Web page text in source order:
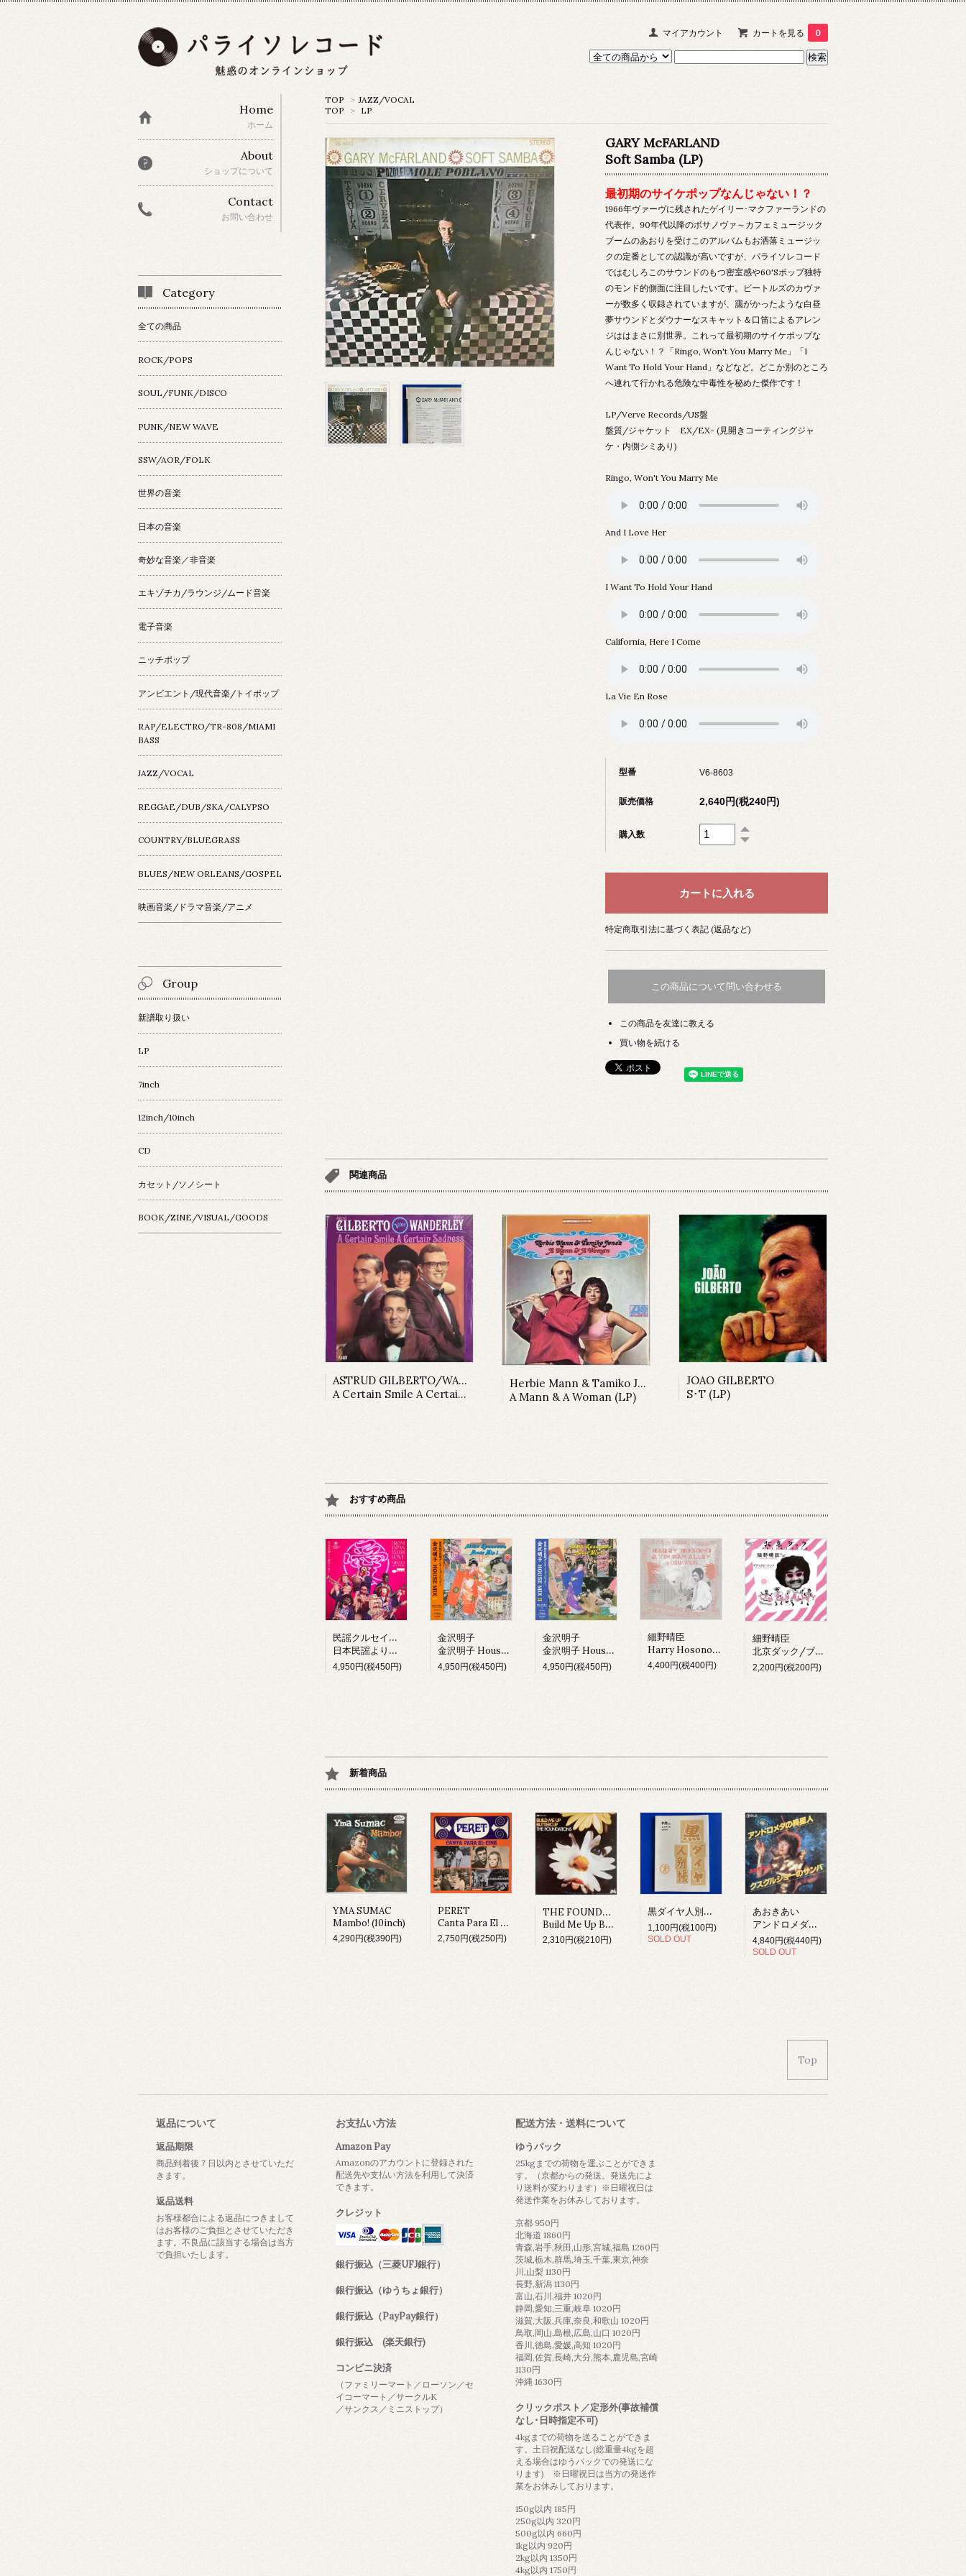
マイアカウント カートを見る 0
TOP > JAZZ/VOCAL
TOP
> LP
GARY McFARLAND
Soft Samba (LP)
最初期のサイケポップなんじゃない！？
1966年ヴァーヴに残されたゲイリー･マクファーランドの
代表作。90年代以降のボサノヴァ～カフェミュージック
ブームのあおりを受けこのアルバムもお洒落ミュージッ
クの定番としての認識が高いですが、パライソレコード
ではむしろこのサウンドのもつ密室感や60'Sポップ独特
のモンド的側面に注目したいです。ビートルズのカヴァ
ーが数多く収録されていますが、靄がかったような白昼
夢サウンドとダウナーなスキャット＆口笛によるアレン
ジははまさに別世界。これって最初期のサイケポップな
んじゃない！？「Ringo, Won't You Marry Me」「I
Want To Hold Your Hand」などなど。どこか別のところ
へ連れて行かれる危険な中毒性を秘めた傑作です！
LP/Verve Records/US盤
盤質/ジャケット EX/EX- (見開きコーティングジャ
ケ・内側シミあり)
Ringo, Won't You Marry Me
And I Love Her
I Want To Hold Your Hand
California, Here I Come
La Vie En Rose
型番 V6-8603
販売価格 2,640円(税240円)
購入数
特定商取引法に基づく表記 (返品など)
この商品について問い合わせる
この商品を友達に教える
買い物を続ける
関連商品
ASTRUD GILBERTO/WALTER WANDERLEY
A Certain Smile A Certain Sadness (LP)
Herbie Mann & Tamiko Jones
A Mann & A Woman (LP)
JOAO GILBERTO
S･T (LP)
おすすめ商品
民謡クルセイダーズ
日本民謡より愛をこめて (LP)
4,950円(税450円)
金沢明子
金沢明子 House Mix I (LP)
4,950円(税450円)
金沢明子
金沢明子 House Mix II (LP)
4,950円(税450円)
細野晴臣
Harry Hosono & Tin Pan Alley In China Town (LP)
4,400円(税400円)
細野晴臣
北京ダック/ブラックピーナッツ
2,200円(税200円)
新着商品
YMA SUMAC
Mambo! (10inch)
4,290円(税390円)
PERET
Canta Para El Cine (LP)
2,750円(税250円)
THE FOUNDATIONS
Build Me Up Buttercup (LP)
2,310円(税210円)
黒ダイヤ人別帳 テイチク編 (BOOK)
1,100円(税100円)
SOLD OUT
あおきあい
アンドロメダの異星人 (7inch)
4,840円(税440円)
SOLD OUT
Home
ホーム
About
ショップについて
Contact
お問い合わせ
Category
全ての商品
ROCK/POPS
SOUL/FUNK/DISCO
PUNK/NEW WAVE
SSW/AOR/FOLK
世界の音楽
日本の音楽
奇妙な音楽／非音楽
エキゾチカ/ラウンジ/ムード音楽
電子音楽
ニッチポップ
アンビエント/現代音楽/トイポップ
RAP/ELECTRO/TR-808/MIAMI
BASS
JAZZ/VOCAL
REGGAE/DUB/SKA/CALYPSO
COUNTRY/BLUEGRASS
BLUES/NEW ORLEANS/GOSPEL
映画音楽/ドラマ音楽/アニメ
Group
新譜取り扱い
LP
7inch
12inch/10inch
CD
カセット/ソノシート
BOOK/ZINE/VISUAL/GOODS
Top
返品について
返品期限
商品到着後７日以内とさせていただ
きます。
返品送料
お客様都合による返品につきまして
はお客様のご負担とさせていただき
ます。不良品に該当する場合は当方
で負担いたします。
お支払い方法
Amazon Pay
Amazonのアカウントに登録された
配送先や支払い方法を利用して決済
できます。
クレジット
銀行振込（三菱UFJ銀行）
銀行振込（ゆうちょ銀行）
銀行振込（PayPay銀行）
銀行振込 (楽天銀行)
コンビニ決済
（ファミリーマート／ローソン／セ
イコーマート／サークルK
／サンクス／ミニストップ）
配送方法・送料について
ゆうパック
25kgまでの荷物を運ぶことができま
す。（京都からの発送。発送先によ
り送料が変わります）※日曜祝日は
発送作業をお休みしております。
京都 950円
北海道 1860円
青森,岩手,秋田,山形,宮城,福島 1260円
茨城,栃木,群馬,埼玉,千葉,東京,神奈
川,山梨 1130円
長野,新潟 1130円
富山,石川,福井 1020円
静岡,愛知,三重,岐阜 1020円
滋賀,大阪,兵庫,奈良,和歌山 1020円
鳥取,岡山,島根,広島,山口 1020円
香川,徳島,愛媛,高知 1020円
福岡,佐賀,長崎,大分,熊本,鹿児島,宮崎
1130円
沖縄 1630円
クリックポスト／定形外(事故補償
なし･日時指定不可)
4kgまでの荷物を送ることができま
す。土日祝配送なし(総重量4kgを超
える場合はゆうパックでの発送にな
ります) ※日曜祝日は当方の発送作
業をお休みしております。
150g以内 185円
250g以内 320円
500g以内 660円
1kg以内 920円
2kg以内 1350円
4kg以内 1750円